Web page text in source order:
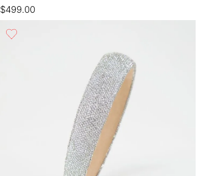
$499.00